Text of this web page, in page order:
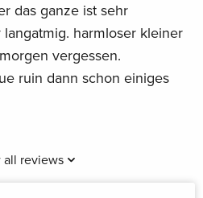
das ganze ist sehr
harmloser kleiner
vergessen.
ruin dann schon einiges
all reviews